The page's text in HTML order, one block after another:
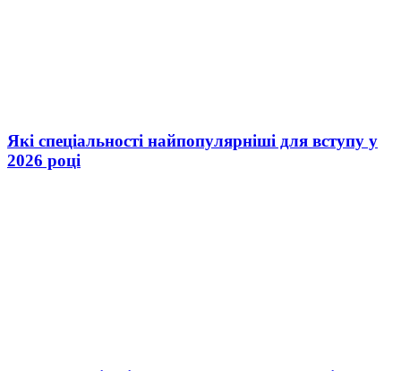
Які спеціальності найпопулярніші для вступу у
2026 році